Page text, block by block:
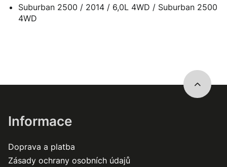
Suburban 2500 / 2014 / 6,0L 4WD / Suburban 2500
4WD
Informace
Doprava a platba
Zásady ochrany osobních údajů